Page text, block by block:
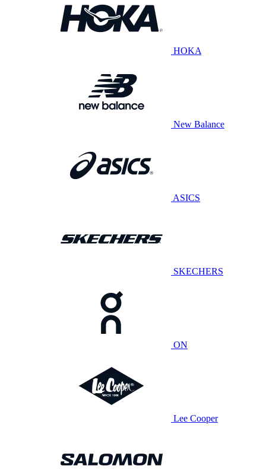
HOKA
New Balance
ASICS
SKECHERS
ON
Lee Cooper